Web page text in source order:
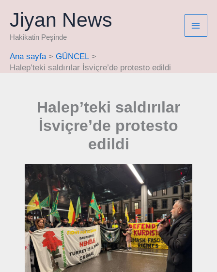
Jiyan News
Hakikatin Peşinde
Ana sayfa
GÜNCEL
Halep’teki saldırılar İsviçre’de protesto edildi
Halep’teki saldırılar
İsviçre’de protesto
edildi